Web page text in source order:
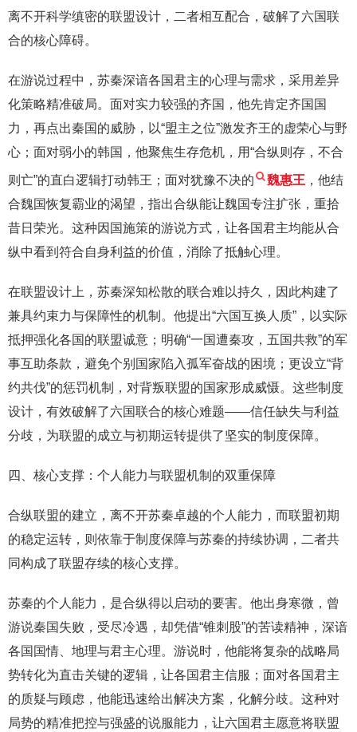
离不开科学缜密的联盟设计，二者相互配合，破解了六国联
合的核心障碍。
在游说过程中，苏秦深谙各国君主的心理与需求，采用差异
化策略精准破局。面对实力较强的齐国，他先肯定齐国国
力，再点出秦国的威胁，以“盟主之位”激发齐王的虚荣心与野
心；面对弱小的韩国，他聚焦生存危机，用“合纵则存，不合
则亡”的直白逻辑打动韩王；面对犹豫不决的 魏惠王 ，他结
合魏国恢复霸业的渴望，指出合纵能让魏国专注扩张，重拾
昔日荣光。这种因国施策的游说方式，让各国君主均能从合
纵中看到符合自身利益的价值，消除了抵触心理。
在联盟设计上，苏秦深知松散的联合难以持久，因此构建了
兼具约束力与保障性的机制。他提出“六国互换人质”，以实际
抵押强化各国的联盟诚意；明确“一国遭秦攻，五国共救”的军
事互助条款，避免个别国家陷入孤军奋战的困境；更设立“背
约共伐”的惩罚机制，对背叛联盟的国家形成威慑。这些制度
设计，有效破解了六国联合的核心难题——信任缺失与利益
分歧，为联盟的成立与初期运转提供了坚实的制度保障。
四、核心支撑：个人能力与联盟机制的双重保障
合纵联盟的建立，离不开苏秦卓越的个人能力，而联盟初期
的稳定运转，则依靠于制度保障与苏秦的持续协调，二者共
同构成了联盟存续的核心支撑。
苏秦的个人能力，是合纵得以启动的要害。他出身寒微，曾
游说秦国失败，受尽冷遇，却凭借“锥刺股”的苦读精神，深谙
各国国情、地理与君主心理。游说时，他能将复杂的战略局
势转化为直击关键的逻辑，让各国君主信服；面对各国君主
的质疑与顾虑，他能迅速给出解决方案，化解分歧。这种对
局势的精准把控与强盛的说服能力，让六国君主愿意将联盟